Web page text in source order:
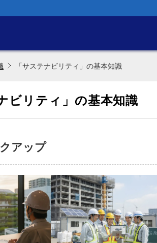
「サステナビリティ」の基本知識
ビリティ」の基本知識
アップ